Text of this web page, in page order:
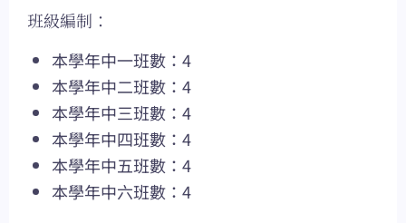
班級編制：
本學年中一班數：4
本學年中二班數：4
本學年中三班數：4
本學年中四班數：4
本學年中五班數：4
本學年中六班數：4